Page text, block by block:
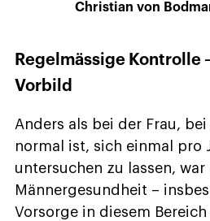
Christian von
Regelmässige Kontrolle
Vorbild
Anders als bei der Frau,
normal ist, sich einmal pro
untersuchen zu lassen, war
Männergesundheit –
Vorsorge in diesem